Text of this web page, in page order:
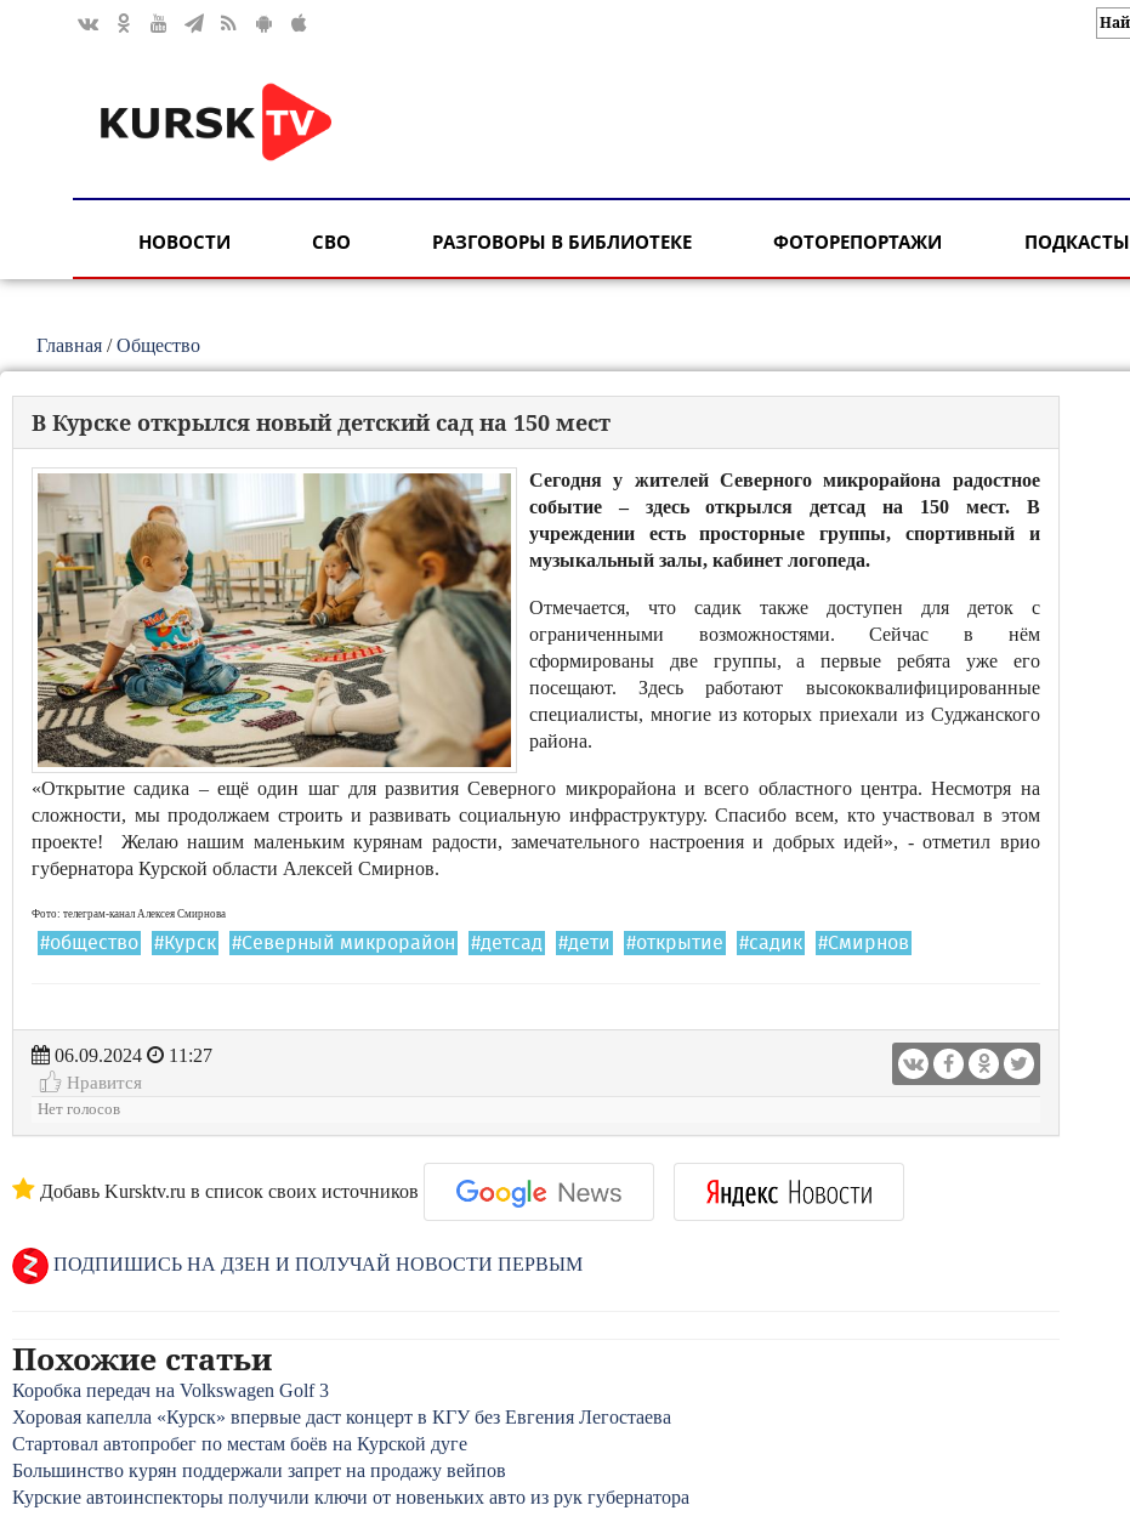
НОВОСТИ СВО РАЗГОВОРЫ В БИБЛИОТЕКЕ ФОТОРЕПОРТАЖИ ПОДКАСТЫ
Главная /Общество
В Курске открылся новый детский сад на 150 мест
Сегодня у жителей Северного микрорайона радостное
событие – здесь открылся детсад на 150 мест. В
учреждении есть просторные группы, спортивный и
музыкальный залы, кабинет логопеда.
Отмечается, что садик также доступен для деток с
ограниченными возможностями. Сейчас в нём
сформированы две группы, а первые ребята уже его
посещают. Здесь работают высококвалифицированные
специалисты, многие из которых приехали из Суджанского
района.
«Открытие садика – ещё один шаг для развития Северного микрорайона и всего областного центра. Несмотря на
сложности, мы продолжаем строить и развивать социальную инфраструктуру. Спасибо всем, кто участвовал в этом
проекте! Желаю нашим маленьким курянам радости, замечательного настроения и добрых идей», - отметил врио
губернатора Курской области Алексей Смирнов.
Фото: телеграм-канал Алексея Смирнова
#общество #Курск #Северный микрорайон #детсад #дети #открытие #садик #Смирнов
06.09.2024
11:27
Нравится
Нет голосов
Добавь Kursktv.ru в список своих источников
ПОДПИШИСЬ НА ДЗЕН И ПОЛУЧАЙ НОВОСТИ ПЕРВЫМ
Похожие статьи
Коробка передач на Volkswagen Golf 3
Хоровая капелла «Курск» впервые даст концерт в КГУ без Евгения Легостаева
Стартовал автопробег по местам боёв на Курской дуге
Большинство курян поддержали запрет на продажу вейпов
Курские автоинспекторы получили ключи от новеньких авто из рук губернатора